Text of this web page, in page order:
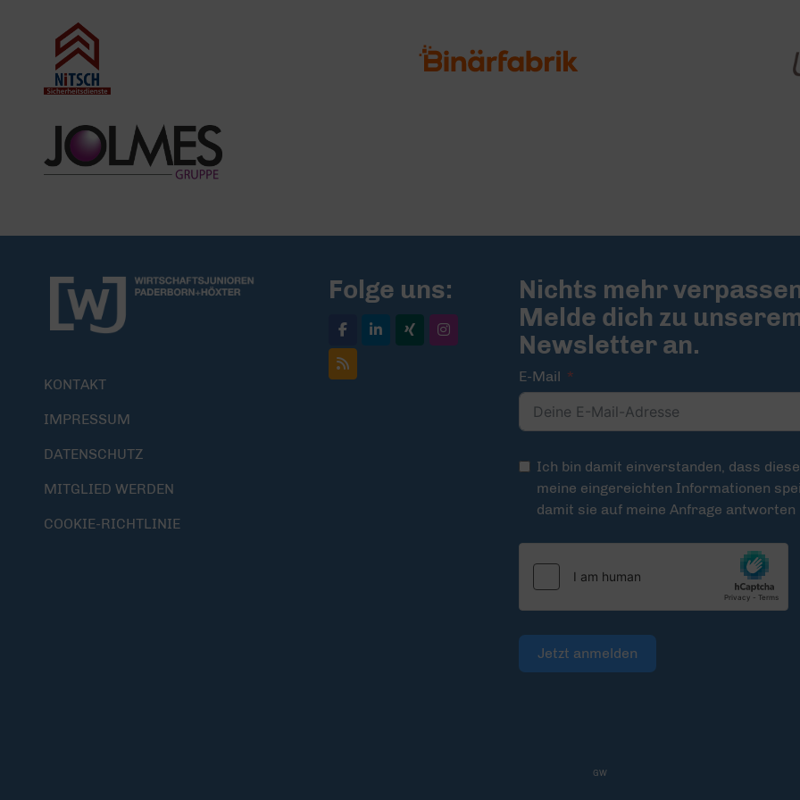
KONTAKT
IMPRESSUM
DATENSCHUTZ
MITGLIED WERDEN
COOKIE-RICHTLINIE
Folge uns:
Nichts mehr
Melde dich zu
Newsletter an.
E-Mail
Ich bin damit einverstanden, dass
meine eingereichten Informationen
damit sie auf meine Anfrage antworten
Jetzt anmelden
GW